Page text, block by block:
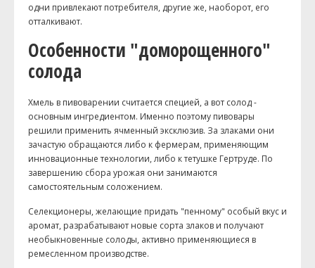
одни привлекают потребителя, другие же, наоборот, его
отталкивают.
Особенности "доморощенного"
солода
Хмель в пивоварении считается специей, а вот солод -
основным ингредиентом. Именно поэтому пивовары
решили применить ячменный эксклюзив. За злаками они
зачастую обращаются либо к фермерам, применяющим
инновационные технологии, либо к тетушке Гертруде. По
завершению сбора урожая они занимаются
самостоятельным соложением.
Селекционеры, желающие придать "пенному" особый вкус и
аромат, разрабатывают новые сорта злаков и получают
необыкновенные солоды, активно применяющиеся в
ремесленном производстве.